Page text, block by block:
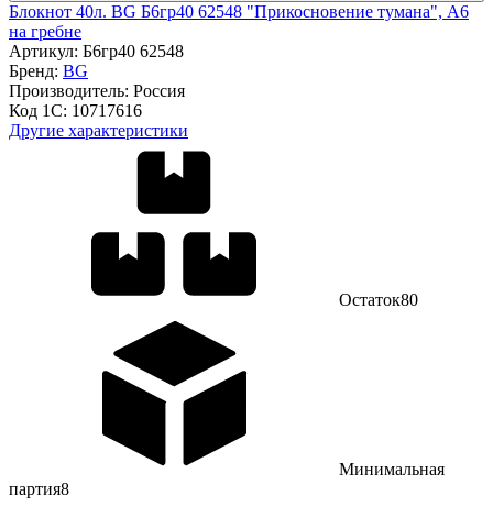
Блокнот 40л. BG Б6гр40 62548 "Прикосновение тумана", А6
на гребне
Артикул: Б6гр40 62548
Бренд: BG
Производитель: Россия
Код 1С: 10717616
Другие характеристики
Остаток80
Минимальная
партия8